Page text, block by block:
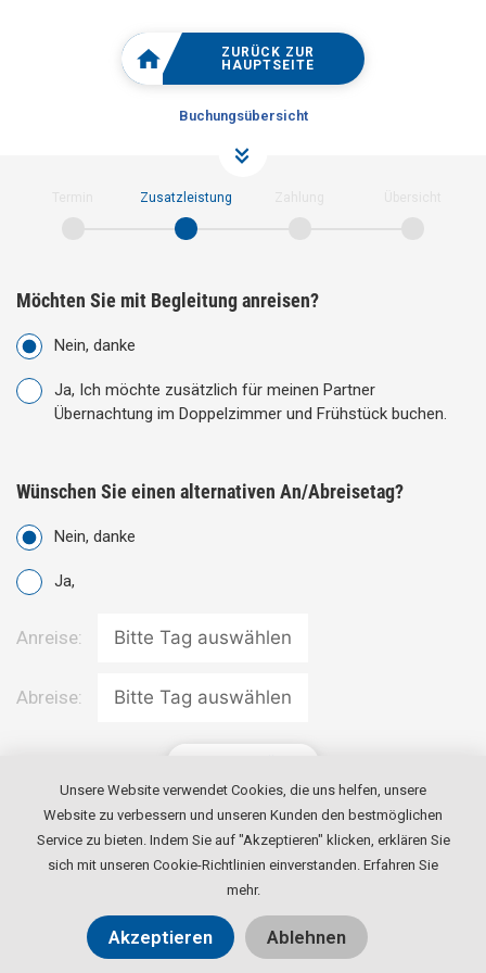
Buchungsübersicht
ZURÜCK ZUR
HAUPTSEITE
Zusatzleistung
Möchten Sie mit Begleitung anreisen?
Nein, danke
Ja, Ich möchte zusätzlich für meinen Partner
Übernachtung im Doppelzimmer und Frühstück buchen.
Wünschen Sie einen alternativen An/Abreisetag?
Nein, danke
Ja,
Anreise:
Abreise:
WEITER
Unsere Website verwendet Cookies, die uns helfen, unsere
Website zu verbessern und unseren Kunden den bestmöglichen
Service zu bieten. Indem Sie auf "Akzeptieren" klicken, erklären Sie
sich mit unseren Cookie-Richtlinien einverstanden. Erfahren Sie
mehr.
Akzeptieren Ablehnen